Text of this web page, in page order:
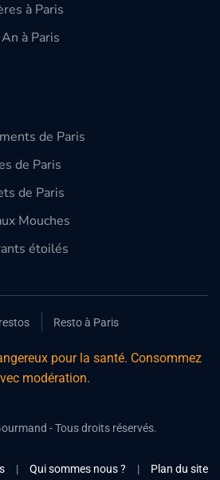
à Paris
à Paris
de Paris
de Paris
de Paris
Mouches
étoilés
Resto à Paris
pour la santé. Consommez
modération.
- Tous droits réservés.
| Qui sommes nous ? | Plan du site